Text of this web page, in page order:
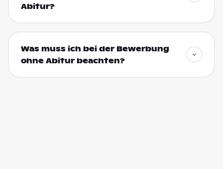
Abitur?
Was muss ich bei der Bewerbung
ohne Abitur beachten?